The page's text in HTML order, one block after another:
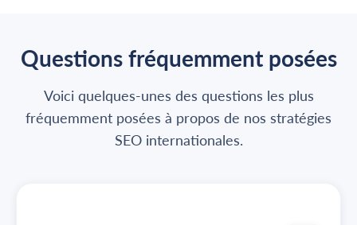
Questions fréquemment posées
Voici quelques-unes des questions les plus
fréquemment posées à propos de nos stratégies
SEO internationales.